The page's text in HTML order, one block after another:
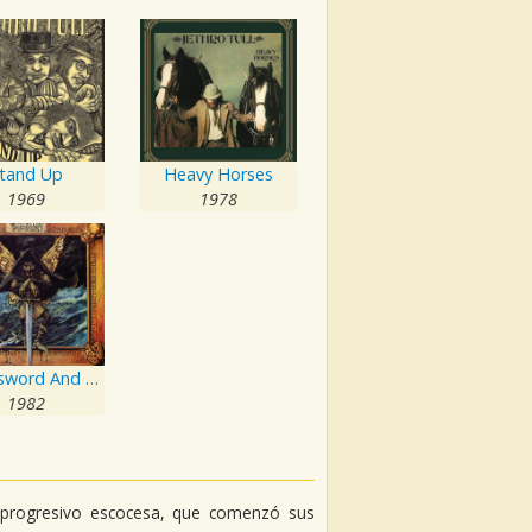
Up
1969
Heavy Horses
1978
Broadsword And The Beast
1982
escocesa, que comenzó sus